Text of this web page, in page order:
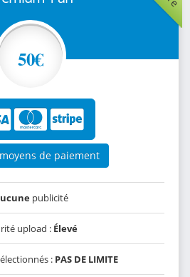
50€
de paiement
publicité
upload : Élevé
: PAS DE LIMITE